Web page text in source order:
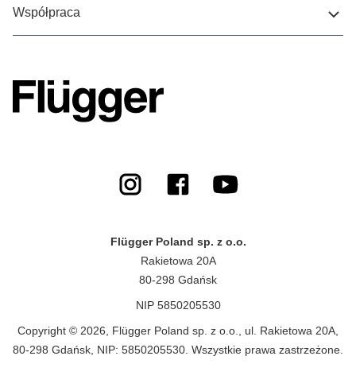
Współpraca
Flügger Poland sp. z o.o.
Rakietowa 20A
80-298 Gdańsk
NIP 5850205530
Copyright © 2026, Flügger Poland sp. z o.o., ul. Rakietowa 20A,
80-298 Gdańsk, NIP: 5850205530. Wszystkie prawa zastrzeżone.